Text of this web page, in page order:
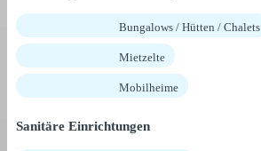
Bungalows / Hütten / Chalets
Mietzelte
Mobilheime
Sanitäre Einrichtungen